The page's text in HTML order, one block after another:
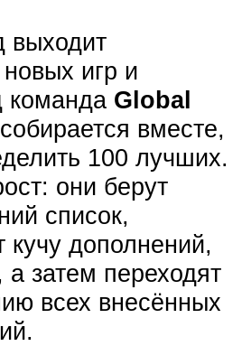
выходит
игр и
команда Global
вместе,
100 лучших.
они берут
список,
кучу дополнений,
затем переходят
всех внесённых